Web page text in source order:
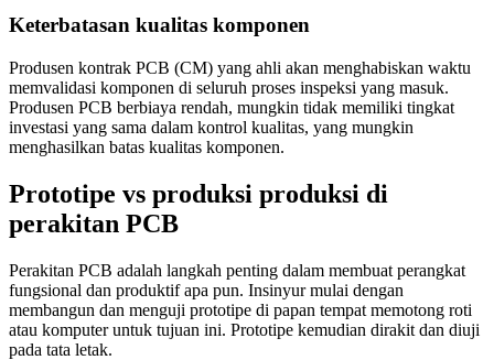
Keterbatasan kualitas komponen
Produsen kontrak PCB (CM) yang ahli akan menghabiskan waktu
memvalidasi komponen di seluruh proses inspeksi yang masuk.
Produsen PCB berbiaya rendah, mungkin tidak memiliki tingkat
investasi yang sama dalam kontrol kualitas, yang mungkin
menghasilkan batas kualitas komponen.
Prototipe vs produksi produksi di
perakitan PCB
Perakitan PCB adalah langkah penting dalam membuat perangkat
fungsional dan produktif apa pun. Insinyur mulai dengan
membangun dan menguji prototipe di papan tempat memotong roti
atau komputer untuk tujuan ini. Prototipe kemudian dirakit dan diuji
pada tata letak.